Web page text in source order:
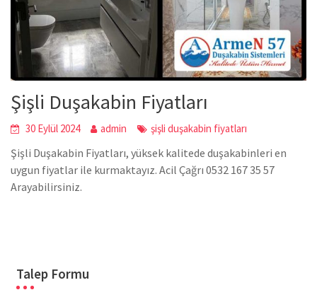
Şişli Duşakabin Fiyatları
30 Eylül 2024 admin şişli duşakabin fiyatları
Şişli Duşakabin Fiyatları, yüksek kalitede duşakabinleri en
uygun fiyatlar ile kurmaktayız. Acil Çağrı 0532 167 35 57
Arayabilirsiniz.
Talep Formu